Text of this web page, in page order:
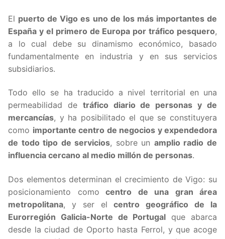
El puerto de Vigo es uno de los más importantes de
España y el primero de Europa por tráfico pesquero,
a lo cual debe su dinamismo económico, basado
fundamentalmente en industria y en sus servicios
subsidiarios.
Todo ello se ha traducido a nivel territorial en una
permeabilidad de tráfico diario de personas y de
mercancías, y ha posibilitado el que se constituyera
como importante centro de negocios y expendedora
de todo tipo de servicios, sobre un amplio radio de
influencia cercano al medio millón de personas.
Dos elementos determinan el crecimiento de Vigo: su
posicionamiento como centro de una gran área
metropolitana, y ser elcentro geográfico de la
Eurorregión Galicia-Norte de Portugal que abarca
desde la ciudad de Oporto hasta Ferrol, y que acoge